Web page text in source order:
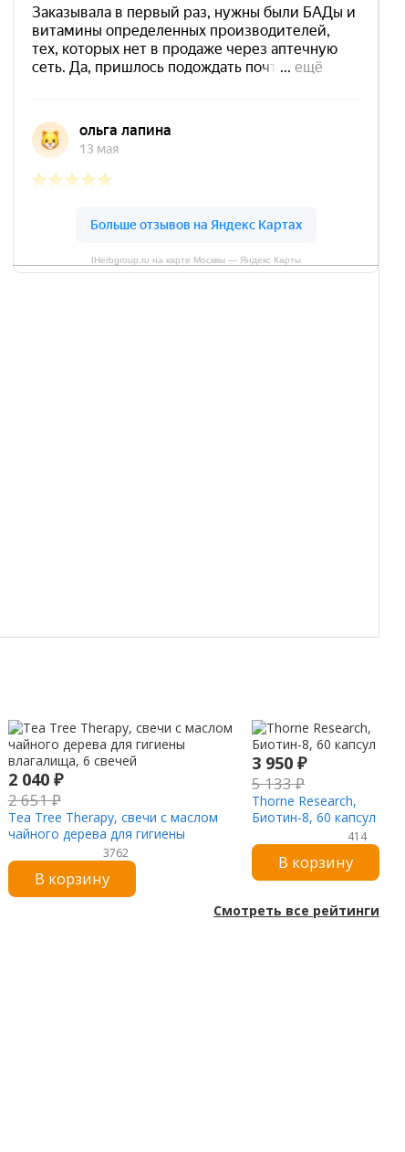
IHerbgroup.ru на карте Москвы — Яндекс Карты
2 040 ₽
2 651₽
Tea Tree Therapy, cвечи с маслом
чайного дерева для гигиены
влагалища, 6 свечей
3762
В корзину
3 950₽
5 133₽
Thorne Research,
Биотин-8, 60 капсул
414
В корзину
Смотреть все рейтинги